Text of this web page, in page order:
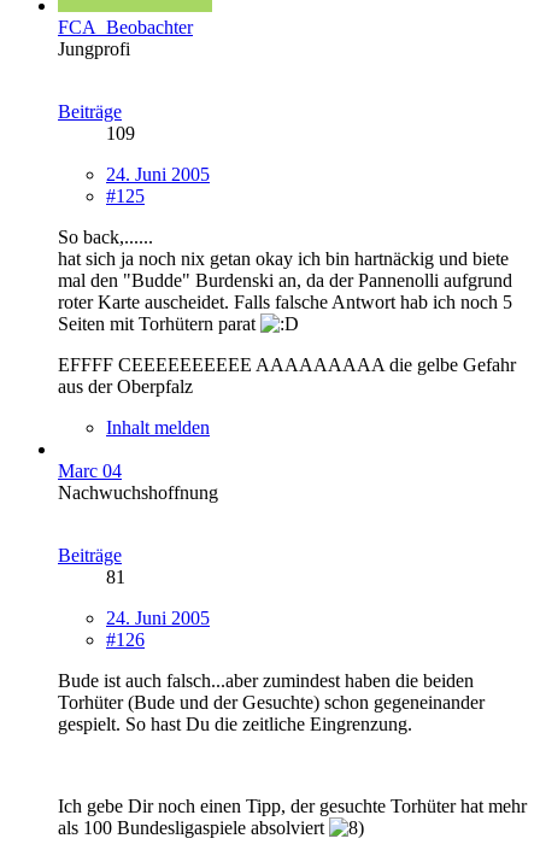
FCA_Beobachter
Jungprofi
Beiträge
109
24. Juni 2005
#125
So back,......
hat sich ja noch nix getan okay ich bin hartnäckig und biete
mal den "Budde" Burdenski an, da der Pannenolli aufgrund
roter Karte auscheidet. Falls falsche Antwort hab ich noch 5
Seiten mit Torhütern parat
EFFFF CEEEEEEEEEE AAAAAAAAA die gelbe Gefahr
aus der Oberpfalz
Inhalt melden
Marc 04
Nachwuchshoffnung
Beiträge
81
24. Juni 2005
#126
Bude ist auch falsch...aber zumindest haben die beiden
Torhüter (Bude und der Gesuchte) schon gegeneinander
gespielt. So hast Du die zeitliche Eingrenzung.
Ich gebe Dir noch einen Tipp, der gesuchte Torhüter hat mehr
als 100 Bundesligaspiele absolviert